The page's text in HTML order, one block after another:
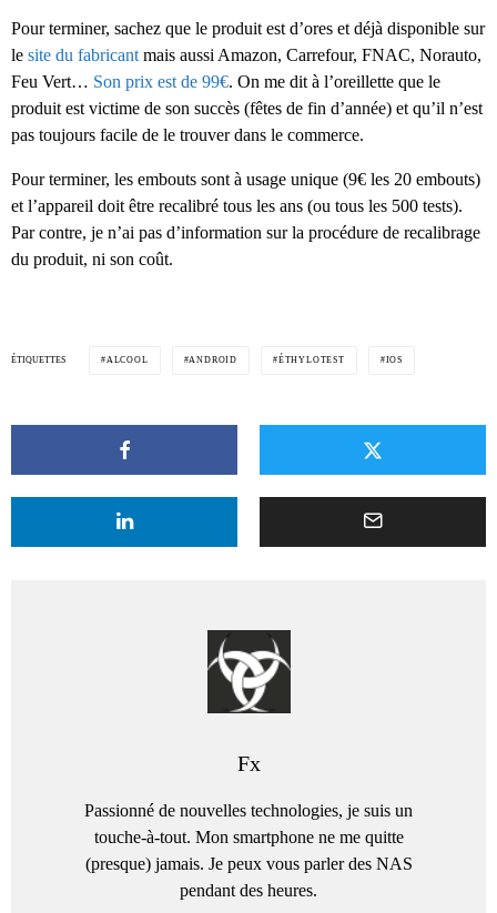
Pour terminer, sachez que le produit est d’ores et déjà disponible sur
le site du fabricantmais aussi Amazon, Carrefour, FNAC, Norauto,
Feu Vert… Son prix est de 99€. On me dit à l’oreillette que le
produit est victime de son succès (fêtes de fin d’année) et qu’il n’est
pas toujours facile de le trouver dans le commerce.
Pour terminer, les embouts sont à usage unique (9€ les 20 embouts)
et l’appareil doit être recalibré tous les ans (ou tous les 500 tests).
Par contre, je n’ai pas d’information sur la procédure de recalibrage
du produit, ni son coût.
ÉTIQUETTES ALCOOL ANDROID ÉTHYLOTEST IOS
Fx
Passionné de nouvelles technologies, je suis un
touche-à-tout. Mon smartphone ne me quitte
(presque) jamais. Je peux vous parler des NAS
pendant des heures.